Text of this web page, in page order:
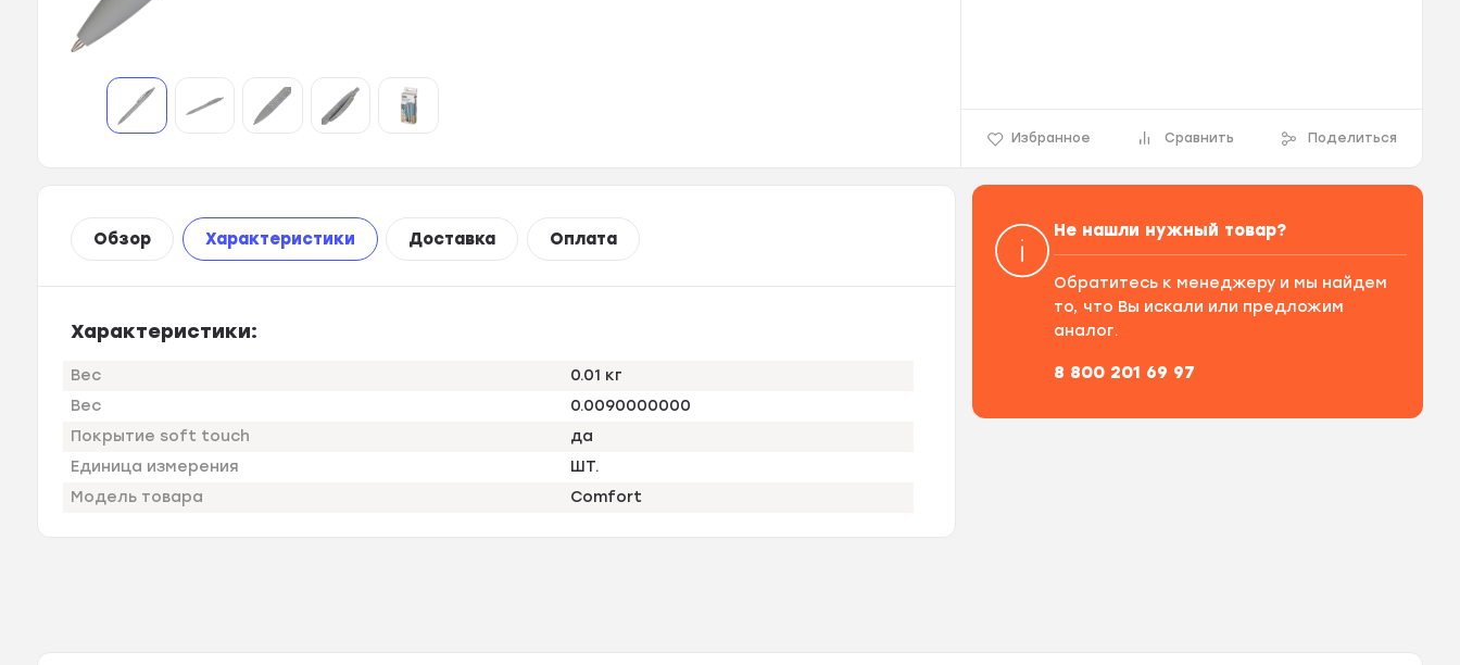
Избранное Сравнить Поделиться
Обзор Характеристики Доставка Оплата
Характеристики:
Вес
0.01 кг
Вес
0.0090000000
Покрытие soft touch
да
Единица измерения
ШТ.
Модель товара
Comfort
Не нашли нужный товар?
Обратитесь к менеджеру и мы найдем
то, что Вы искали или предложим
аналог.
8 800 201 69 97